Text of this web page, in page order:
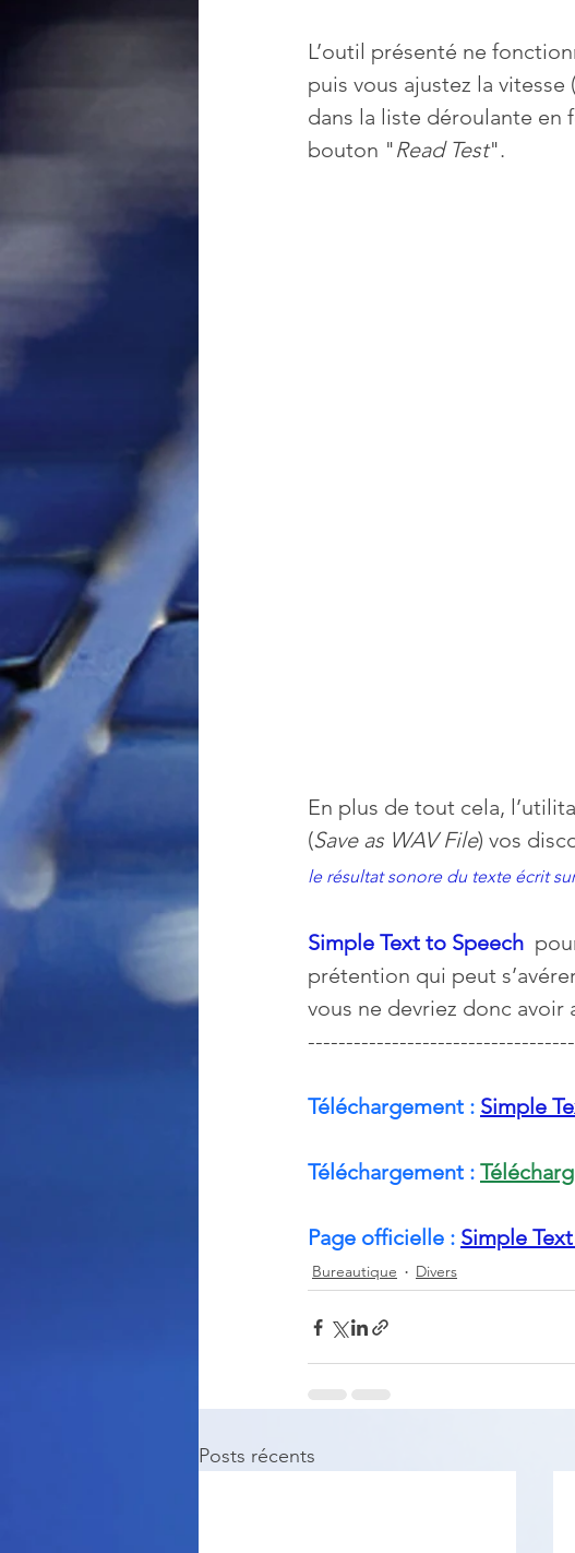
L’outil présenté ne
puis vous ajustez la vitesse (
dans la liste déroulante
bouton "Read Test".
En plus de tout cela,
(Save as WAV File) vos
le résultat sonore du texte écrit
Simple Text to Speech
prétention qui peut
vous ne devriez donc
Téléchargement : Simple
Téléchargement :
Page officielle : Simple
Bureautique Divers
Posts récents